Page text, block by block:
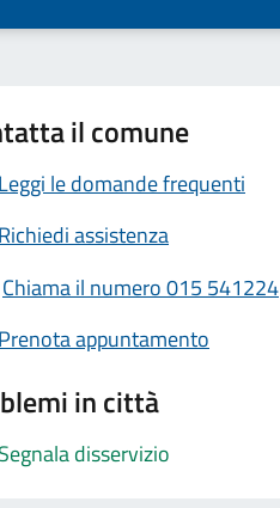
il comune
Leggi le domande frequenti
Richiedi assistenza
Chiama il numero 015 541224
Prenota appuntamento
in città
Segnala disservizio